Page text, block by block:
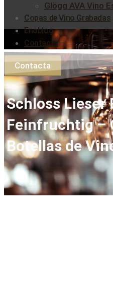
Glögg AVA Vino
Copas de Vino Grabadas
Enoblog
Contacta
Contacta
Schloss Lieser
Feinfruchtig –
Botellas de